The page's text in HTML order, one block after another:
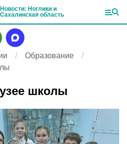
Новости: Ноглики и
Сахалинская область
Образование
школы